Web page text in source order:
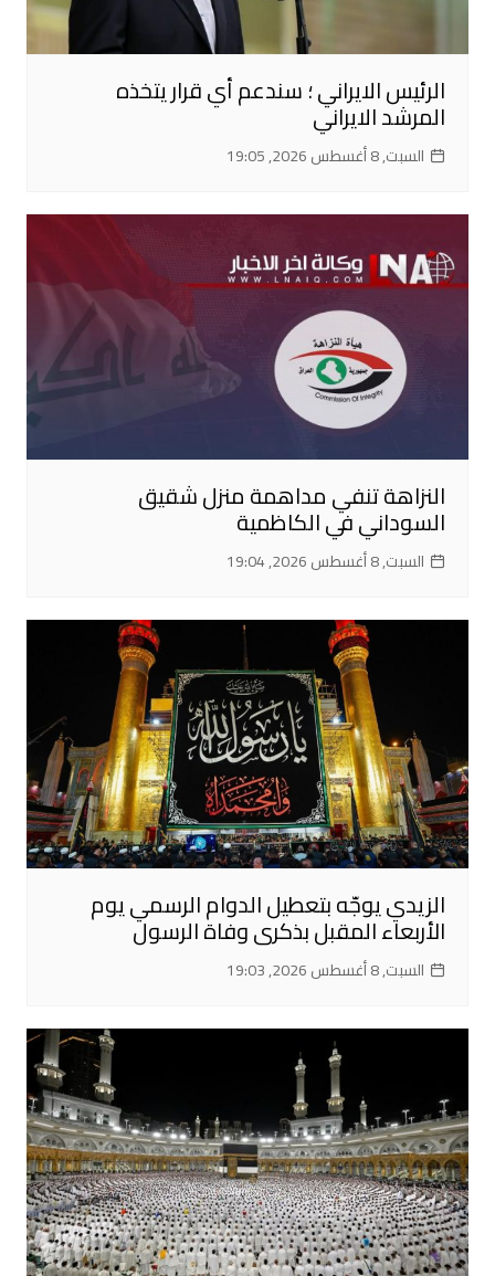
الرئيس الايراني ؛ سندعم أي قرار يتخذه
المرشد الايراني
السبت, 8 أغسطس 2026, 19:05
النزاهة تنفي مداهمة منزل شقيق
السوداني في الكاظمية
السبت, 8 أغسطس 2026, 19:04
الزيدي يوجّه بتعطيل الدوام الرسمي يوم
الأربعاء المقبل بذكرى وفاة الرسول
السبت, 8 أغسطس 2026, 19:03